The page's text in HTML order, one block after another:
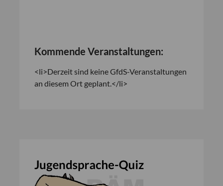
Kommende Veranstaltungen:
<li>Derzeit sind keine GfdS-Veranstaltungen
an diesem Ort geplant.</li>